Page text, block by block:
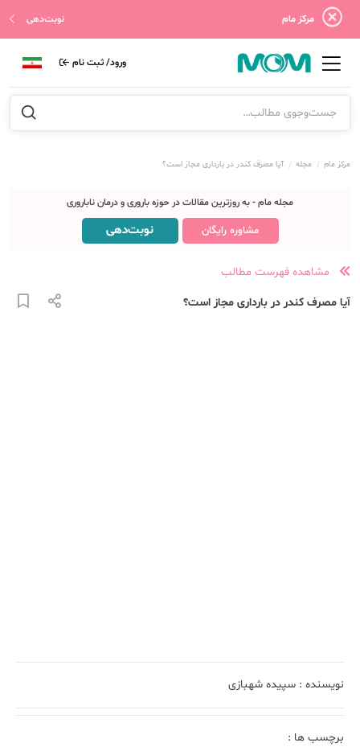
مرکز مام نوبت‌دهی
ورود/ ثبت نام
مرکز مام مجله آیا مصرف کندر در بارداری مجاز است؟
مجله مام - به روزترین مقالات در حوزه باروری و درمان ناباروری
مشاوره رایگان نوبت‌دهی
مشاهده فهرست مطالب
آیا مصرف کندر در بارداری مجاز است؟
نویسنده : سپیده شهبازی
برچسب ها :